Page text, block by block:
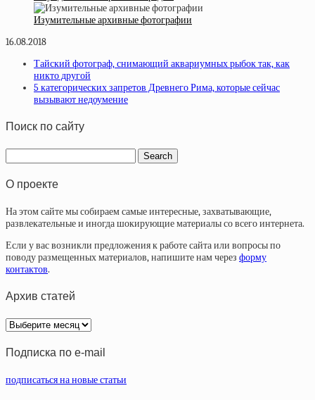
Изумительные архивные фотографии
16.08.2018
Тайский фотограф, снимающий аквариумных рыбок так, как
никто другой
5 категорических запретов Древнего Рима, которые сейчас
вызывают недоумение
Поиск по сайту
О проекте
На этом сайте мы собираем самые интересные, захватывающие,
развлекательные и иногда шокирующие материалы со всего интернета.
Если у вас возникли предложения к работе сайта или вопросы по
поводу размещенных материалов, напишите нам через форму
контактов.
Архив статей
Архив
статей
Подписка по e-mail
подписаться на новые статьи